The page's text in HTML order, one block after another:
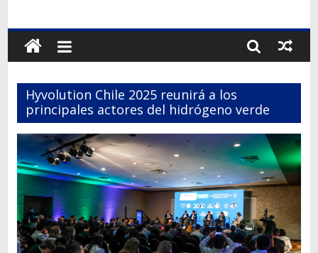
Transporte
Terrestre
Autos,
camiones,
motos,
información
del
mundo
del
transporte
Hyvolution Chile 2025 reunirá a los
principales actores del hidrógeno verde